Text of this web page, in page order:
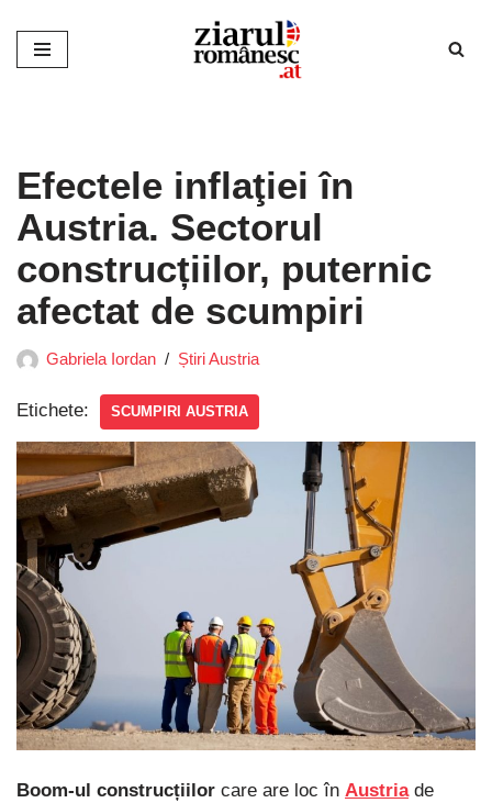
Sari
Efectele inflaţiei în
Austria. Sectorul
construcțiilor, puternic
afectat de scumpiri
Gabriela Iordan Știri Austria
Etichete: SCUMPIRI AUSTRIA
Boom-ul construcțiilor care are loc în Austriade